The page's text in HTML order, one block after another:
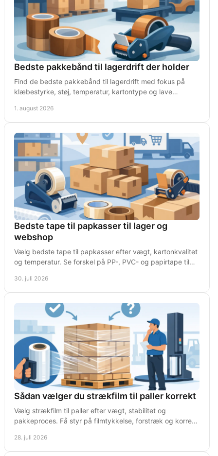
Bedste pakkebånd til lagerdrift der holder
Find de bedste pakkebånd til lagerdrift med fokus på
klæbestyrke, støj, temperatur, kartontype og lave
1. august 2026
Bedste tape til papkasser til lager og
webshop
Vælg bedste tape til papkasser efter vægt, kartonkvalitet
og temperatur. Se forskel på PP-, PVC- og papirtape til
30. juli 2026
Sådan vælger du strækfilm til paller korrekt
Vælg strækfilm til paller efter vægt, stabilitet og
pakkeproces. Få styr på filmtykkelse, forstræk og korrekt
28. juli 2026